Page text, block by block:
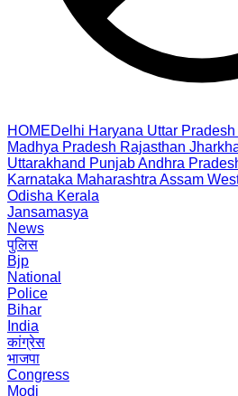
HOMEDelhi Haryana Uttar Pradesh
Madhya Pradesh Rajasthan
Uttarakhand PunjabAndhra
Karnataka Maharashtra Assam
Odisha Kerala
Jansamasya
News
पुलिस
Bjp
National
Police
Bihar
India
कांग्रेस
भाजपा
Congress
Modi